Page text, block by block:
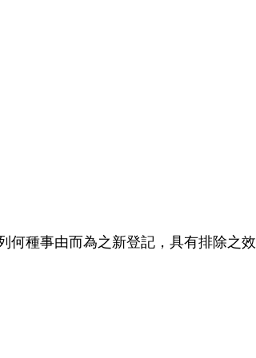
何種事由而為之新登記，具有排除之